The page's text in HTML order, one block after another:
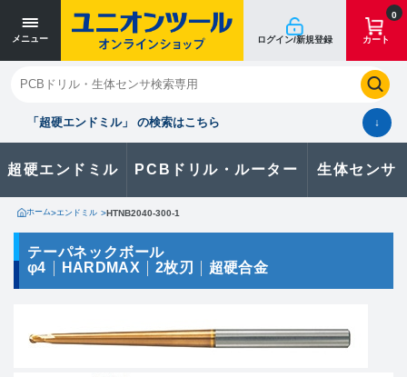
メニュー ログイン/新規登録
0
カート
「超硬エンドミル」 の検索はこちら ↓
超硬エンドミル PCBドリル・ルーター 生体センサ
閉じる
お気に入り クイックオーダー 購入履歴
製品に関するお問い合わせはこちら
カタログ一覧
ホーム>エンドミル >HTNB2040-300-1
テーパネックボール
φ4
HARDMAX 2枚刃 超硬合金
寸法単位 [mm]
寸法単位 [mm]